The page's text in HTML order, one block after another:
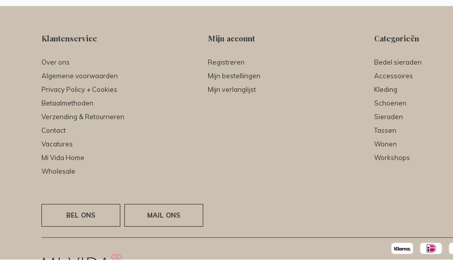
Klantenservice
Over ons
Algemene voorwaarden
Privacy Policy + Cookies
Betaalmethoden
Verzending & Retourneren
Contact
Vacatures
Mi Vida Home
Wholesale
Mijn account
Registreren
Mijn bestellingen
Mijn verlanglijst
Categorieën
Bedel sieraden
Accessoires
Kleding
Schoenen
Sieraden
Tassen
Wonen
Workshops
BEL ONS MAIL ONS